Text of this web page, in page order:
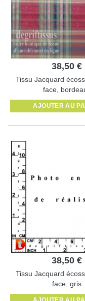
38,50 €
Tissu Jacquard
face,
AJOUTER AU
38,50 €
Tissu Jacquard
face, gris